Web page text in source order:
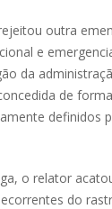
outra
e
da
de
definidos
o relator
do